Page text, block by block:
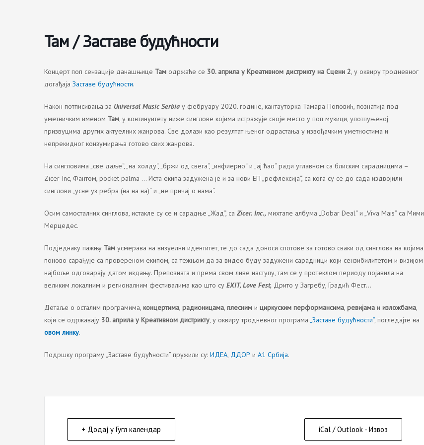
Там / Заставе будућности
Концерт поп сензације данашњице Там одржаће се 30. априла у Креативном дистрикту на Сцени 2, у оквиру тродневног
догађаја Заставе будућности.
Након потписивања за Universal Music Serbia у фебруару 2020. године, кантауторка Тамара Поповић, познатија под
уметничким именом Там, у континуитету ниже синглове којима истражује своје место у поп музици, употпуњеној
призвуцима других актуелних жанрова. Све долази као резултат њеног одрастања у извођачким уметностима и
непрекидног конзумирања готово свих жанрова.
На сингловима „све даље“, „на холду“, „бржи од свега“, „инфиерно“ и „ај ћао“ ради углавном са блиским сарадницима –
Zicer Inc, Фантом, pocket palma … Иста екипа задужена је и за нови ЕП „рефлексија“, са кога су се до сада издвојили
синглови „усне уз ребра (на на на)“ и „не причај о нама“.
Осим самосталних синглова, истакле су се и сарадње „Жад“, са Zicer. Inc., миxтапе албума „Dobar Deal“ и „Viva Mais“ са Мими
Мерцедеc.
Подједнаку пажњу Там усмерава на визуелни идентитет, те до сада доноси спотове за готово сваки од синглова на којима
поново сарађује са провереном екипом, са тежњом да за видео буду задужени сарадници који сензибилитетом и визијом
најбоље одговарају датом издању. Препозната и према свом ливе наступу, там се у протеклом периоду појавила на
великим локалним и регионалним фестивалима као што су EXIT, Love Fest, Дрито у Загребу, Градић Фест…
Детаље о осталим програмима, концертима, радионицама, плесним и циркуским перформансима, ревијама и изложбама,
који се одржавају 30. априла у Креативном дистрикту, у оквиру тродневног програма „Заставе будућности”, погледајте на
овом линку.
Подршку програму „Заставе будућности” пружили су: ИДЕА, ДДОР и А1 Србија.
+ Додај у Гугл календар iCal / Outlook - Извоз